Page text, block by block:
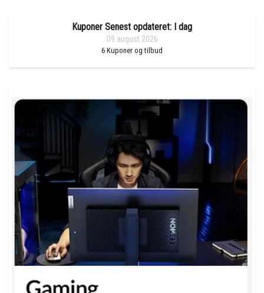
Kuponer Senest opdateret: I dag
09 august 2026
6 Kuponer og tilbud